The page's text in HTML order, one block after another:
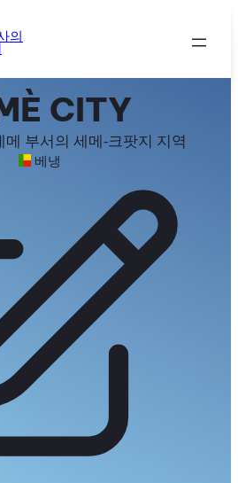
의
CITY
부서의 세메-크팟지 지역
베냉